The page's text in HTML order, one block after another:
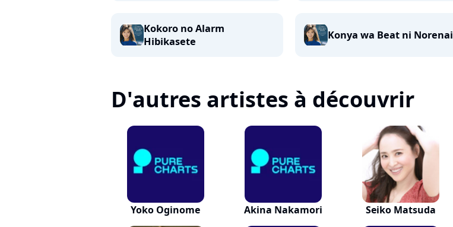
Kokoro no Alarm
Hibikasete
Konya wa Beat ni Norenai
D'autres artistes à découvrir
Yoko Oginome Akina Nakamori Seiko Matsuda